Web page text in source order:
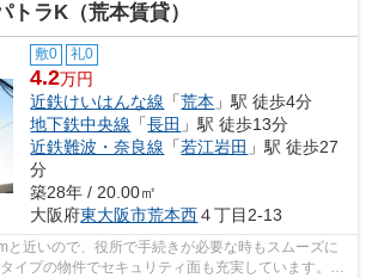
トラK（荒本賃貸）
敷0 礼0
4.2万円
近鉄けいはんな線 「荒本 」駅 徒歩4分
地下鉄中央線 「長田 」駅 徒歩13分
近鉄難波・奈良線 「若江岩田 」駅 徒歩27
分
築28年 / 20.00㎡
大阪府東大阪市荒本西４丁目2-13
と近いので、役所で手続きが必要な時もスムーズに
イプの物件でセキュリティ面も充実しています。頻